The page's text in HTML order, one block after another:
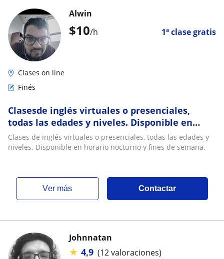
$10/h 1ª clase gratis
Alwin
Clases on line
Finés
Clasesde inglés virtuales o presenciales,
todas las edades y niveles. Disponible en
horario nocturno y fines de semana
Clases de inglés virtuales o presenciales, todas las edades y
niveles. Disponible en horario nocturno y fines de semana.
ver más Contactar
Johnnatan
★ 4,9 (12 valoraciones)